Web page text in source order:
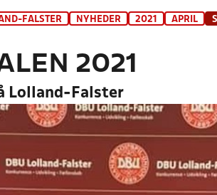
FALSTER NYHEDER 2021 APRIL
2021
Lolland-Falster